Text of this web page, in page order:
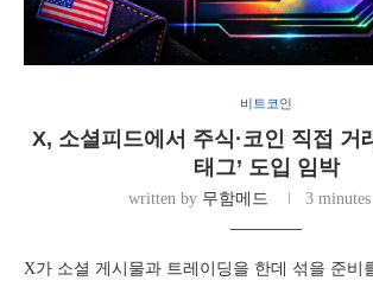
비트코인
X, 소셜피드에서 주식·코인 직접 거
태그’ 도입 임박
written by 무함메드 3
X가 소셜 게시물과 트레이딩을 한데 섞을 준비